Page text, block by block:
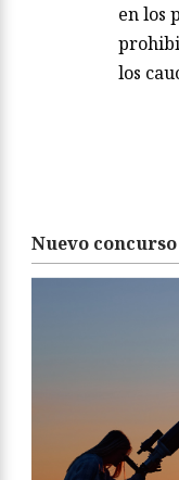
en los
los
Nuevo concurso